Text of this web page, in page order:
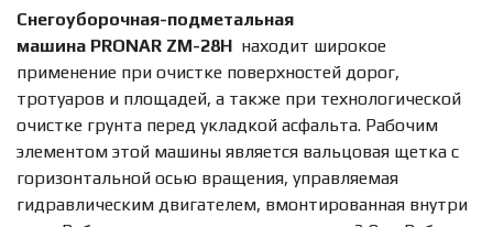
Снегоуборочная-подметальная
машина PRONAR ZM-28H находит широкое
применение при очистке поверхностей дорог,
тротуаров и площадей, а также при технологической
очистке грунта перед укладкой асфальта. Рабочим
элементом этой машины является вальцовая щетка с
горизонтальной осью вращения, управляемая
гидравлическим двигателем, вмонтированная внутри